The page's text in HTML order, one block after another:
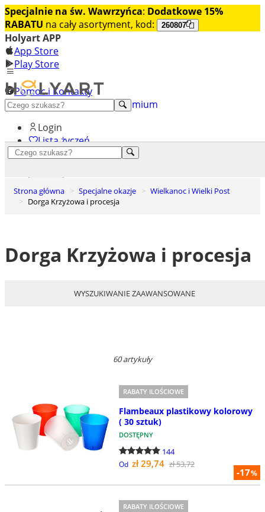
Specjalnie na św. Wawrzyńca: Dodatkowe 15%
RABATU na cały asortyment, kod: 260807
Holyart APP
App Store
Play Store
Pomoc i Kontakty
+48 222 922 860
Odkryj premium
Login
Lista życzeń
Strona główna Specjalne okazje
Wielkanoc i Wielki Post
Dorga Krzyżowa i procesja
Dorga Krzyżowa i procesja
WYSZUKIWANIE ZAAWANSOWANE
60 artykuły
-17%
RABATY ILOŚCIOWE
Flambeaux plastikowy kolorowy
( 30 sztuk)
DOSTĘPNY
144
Od zł 29,74 zł 53,72
RABATY ILOŚCIOWE